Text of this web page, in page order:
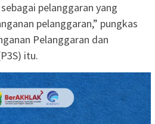
pelanggaran yang
pelanggaran,” pungkas
Pelanggaran dan
itu.